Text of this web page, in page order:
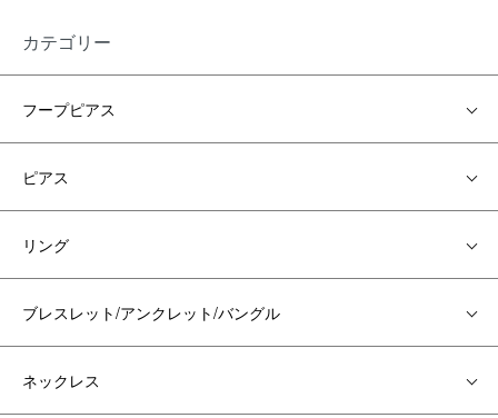
カテゴリー
フープピアス
ピアス
リング
ブレスレット/アンクレット/バングル
ネックレス